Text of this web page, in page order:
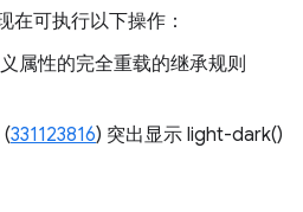
在可执行以下操作：
属性的完全重载的继承规则
(331123816) 突出显示 light-dark()